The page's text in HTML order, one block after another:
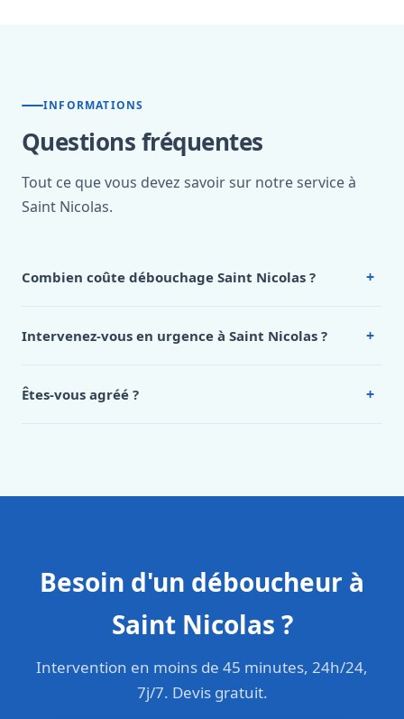
INFORMATIONS
Questions fréquentes
Tout ce que vous devez savoir sur notre service à
Saint Nicolas.
Combien coûte débouchage Saint Nicolas ? +
Nicolas, appelez le 0472 53 24 26.
Intervenez-vous en urgence à Saint Nicolas ? +
Êtes-vous agréé ? +
Besoin d'un déboucheur à
Saint Nicolas ?
Intervention en moins de 45 minutes, 24h/24,
7j/7. Devis gratuit.